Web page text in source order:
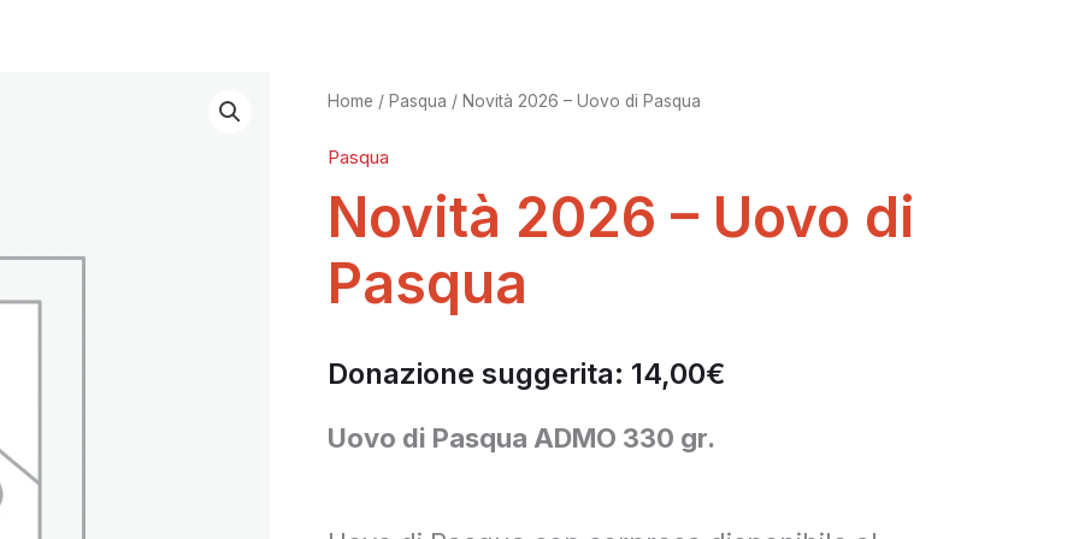
Home / Pasqua / Novità 2026 – Uovo di Pasqua
Pasqua
Novità 2026 – Uovo di
Pasqua
Donazione suggerita: 14,00€
Uovo di Pasqua ADMO 330 gr.
Novità
2026
Uovo
quantità